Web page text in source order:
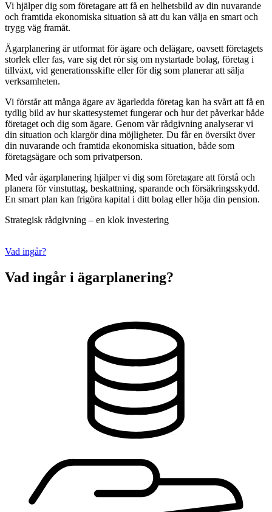
Vi hjälper dig som företagare att få en helhetsbild av din nuvarande
och framtida ekonomiska situation så att du kan välja en smart och
trygg väg framåt.
Ägarplanering är utformat för ägare och delägare, oavsett företagets
storlek eller fas, vare sig det rör sig om nystartade bolag, företag i
tillväxt, vid generationsskifte eller för dig som planerar att sälja
verksamheten.
Vi förstår att många ägare av ägarledda företag kan ha svårt att få en
tydlig bild av hur skattesystemet fungerar och hur det påverkar både
företaget och dig som ägare. Genom vår rådgivning analyserar vi
din situation och klargör dina möjligheter. Du får en översikt över
din nuvarande och framtida ekonomiska situation, både som
företagsägare och som privatperson.
Med vår ägarplanering hjälper vi dig som företagare att förstå och
planera för vinstuttag, beskattning, sparande och försäkringsskydd.
En smart plan kan frigöra kapital i ditt bolag eller höja din pension.
Strategisk rådgivning – en klok investering
Vad ingår?
Vad ingår i ägarplanering?